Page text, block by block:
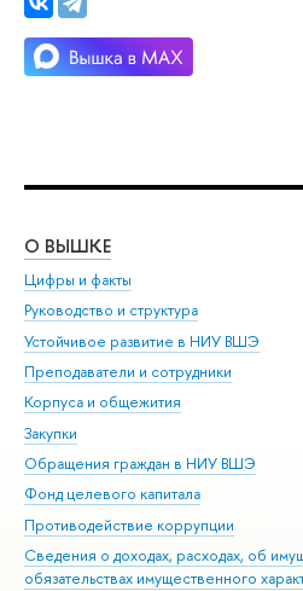
О ВЫШКЕ
Цифры и факты
Руководство и структура
Устойчивое развитие в НИУ ВШЭ
Преподаватели и сотрудники
Корпуса и общежития
Закупки
Обращения граждан в НИУ ВШЭ
Фонд целевого капитала
Противодействие коррупции
Сведения о доходах, расходах, об
обязательствах имущественного